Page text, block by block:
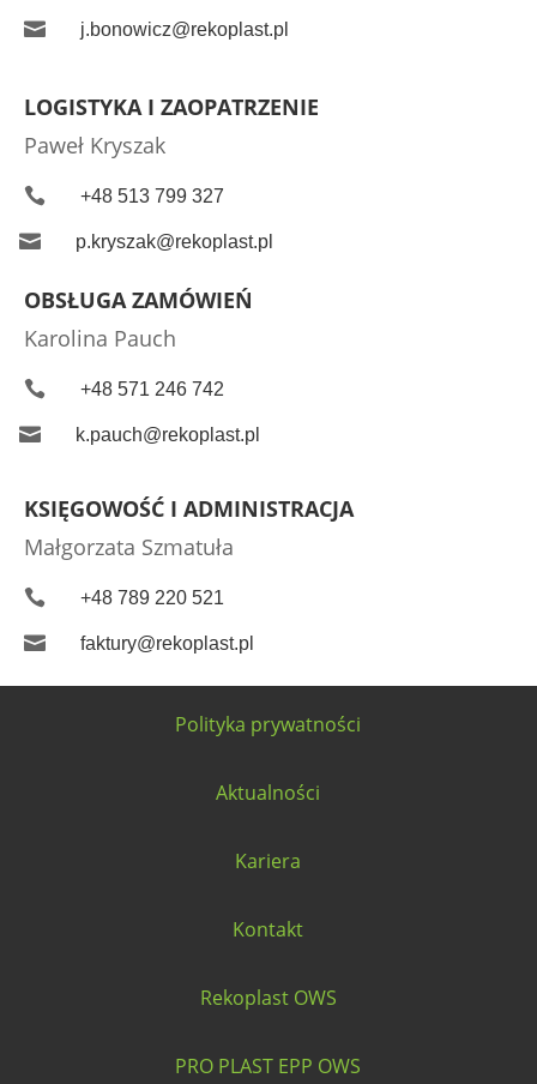
 j.bonowicz@rekoplast.pl
LOGISTYKA I ZAOPATRZENIE
Paweł Kryszak
 +48 513 799 327
 p.kryszak@rekoplast.pl
OBSŁUGA ZAMÓWIEŃ
Karolina Pauch
 +48 571 246 742
 k.pauch@rekoplast.pl
KSIĘGOWOŚĆ I ADMINISTRACJA
Małgorzata Szmatuła
 +48 789 220 521
 faktury@rekoplast.pl
Polityka prywatności
Aktualności
Kariera
Kontakt
Rekoplast OWS
PRO PLAST EPP OWS